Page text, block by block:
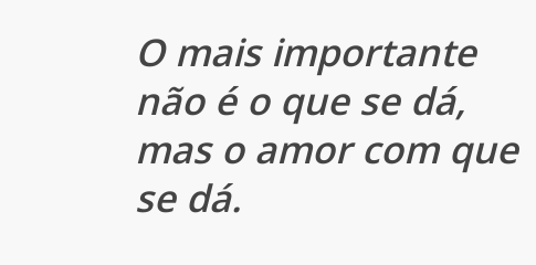
O mais importante
não é o que se dá,
mas o amor com que
se dá.